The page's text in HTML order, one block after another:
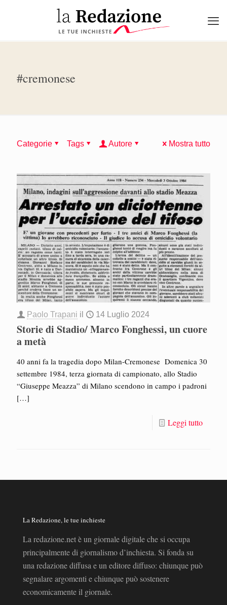
#cremonese
Categorie Tags Autore Mostra tutto
Paolo Trapani il 14 Luglio 2024
Storie di Stadio/ Marco Fonghessi, un cuore
a metà
40 anni fa la tragedia dopo Milan-Cremonese Domenica 30
settembre 1984, terza giornata di campionato, allo Stadio
“Giuseppe Meazza” di Milano scendono in campo i padroni
[…]
Leggi tutto
La Redazione, le tue inchieste
La redazione.net è un giornale digitale che si occupa
principalmente di giornalismo d’inchiesta. Si fonda su
una redazione diffusa e un editore diffuso: chiunque può
segnalare argomenti e chiunque può sostenere
economicamente il giornale.